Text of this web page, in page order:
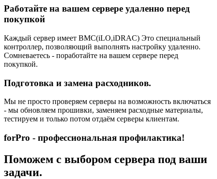
Работайте на вашем сервере удаленно перед
покупкой
Каждый сервер имеет BMC(iLO,iDRAC) Это специальный
контроллер, позволяющий выполнять настройку удаленно.
Сомневаетесь - поработайте на вашем сервере перед
покупкой.
Подготовка и замена расходников.
Мы не просто проверяем серверы на возможность включаться
- мы обновляем прошивки, заменяем расходные материалы,
тестируем и только потом отдаём серверы клиентам.
forPro - профессиональная профилактика!
Поможем с выбором сервера под ваши
задачи.